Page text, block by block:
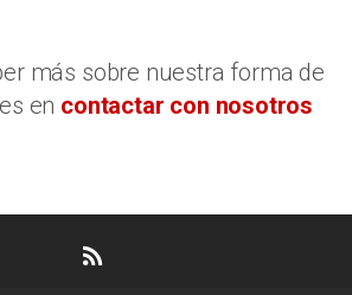
más sobre nuestra forma de
en contactar con nosotros